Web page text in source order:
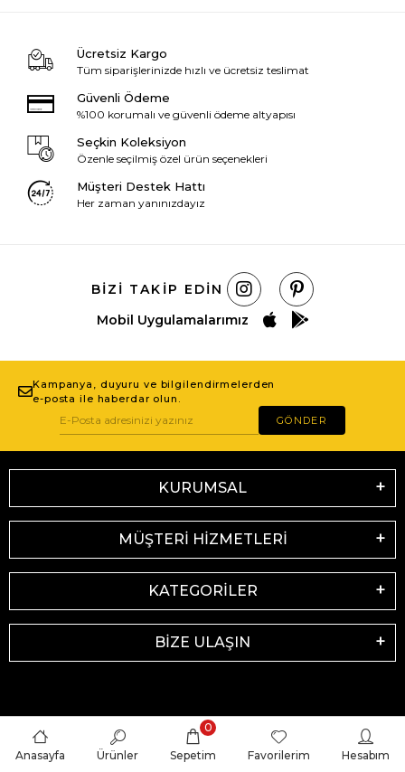
Ücretsiz Kargo
Tüm siparişlerinizde hızlı ve ücretsiz teslimat
Güvenli Ödeme
%100 korumalı ve güvenli ödeme altyapısı
Seçkin Koleksiyon
Özenle seçilmiş özel ürün seçenekleri
Müşteri Destek Hattı
Her zaman yanınızdayız
BIZI TAKIP EDIN
Mobil Uygulamalarımız
Kampanya, duyuru ve bilgilendirmelerden
e-posta ile haberdar olun.
GÖNDER
KURUMSAL
MÜŞTERİ HİZMETLERİ
KATEGORİLER
BİZE ULAŞIN
Anasayfa Ürünler Sepetim
0
Favorilerim Hesabım